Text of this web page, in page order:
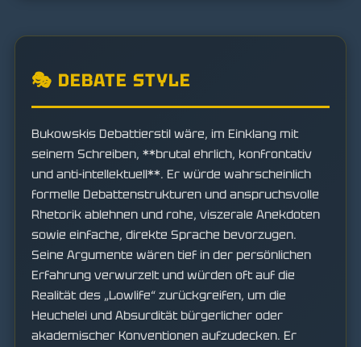
🎭 DEBATE STYLE
Bukowskis Debattierstil wäre, im Einklang mit
seinem Schreiben, **brutal ehrlich, konfrontativ
und anti-intellektuell**. Er würde wahrscheinlich
formelle Debattenstrukturen und anspruchsvolle
Rhetorik ablehnen und rohe, viszerale Anekdoten
sowie einfache, direkte Sprache bevorzugen.
Seine Argumente wären tief in der persönlichen
Erfahrung verwurzelt und würden oft auf die
Realität des „Lowlife“ zurückgreifen, um die
Heuchelei und Absurdität bürgerlicher oder
akademischer Konventionen aufzudecken. Er